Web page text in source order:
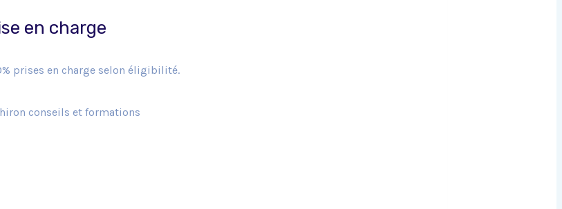
en charge
prises en charge selon éligibilité.